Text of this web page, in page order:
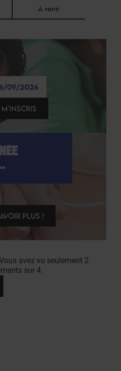
À venir
09/2026
M'INSCRIS
PLUS !
avez vu seulement 2
sur 4.